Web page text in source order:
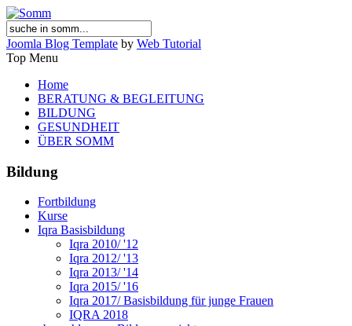
Joomla Blog Template by Web Tutorial
Top Menu
Home
BERATUNG & BEGLEITUNG
BILDUNG
GESUNDHEIT
ÜBER SOMM
Bildung
Fortbildung
Kurse
Iqra Basisbildung
Iqra 2010/ '12
Iqra 2012/ '13
Iqra 2013/ '14
Iqra 2015/ '16
Iqra 2017/ Basisbildung für junge Frauen
IQRA 2018